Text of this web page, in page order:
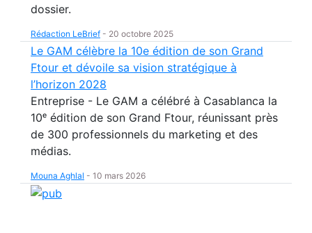
dossier.
Rédaction LeBrief - 20 octobre 2025
Le GAM célèbre la 10e édition de son Grand
Ftour et dévoile sa vision stratégique à
l’horizon 2028
Entreprise - Le GAM a célébré à Casablanca la
10ᵉ édition de son Grand Ftour, réunissant près
de 300 professionnels du marketing et des
médias.
Mouna Aghlal - 10 mars 2026